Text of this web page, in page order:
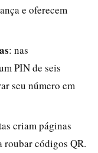
e oferecem
: nas
PIN de seis
seu número em
criam páginas
roubar códigos QR.